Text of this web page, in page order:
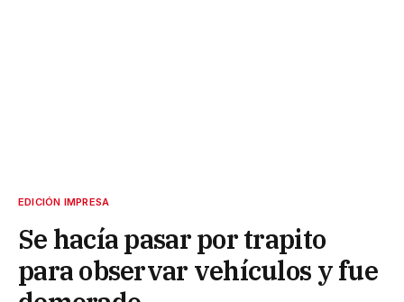
EDICIÓN IMPRESA
Se hacía pasar por trapito
para observar vehículos y fue